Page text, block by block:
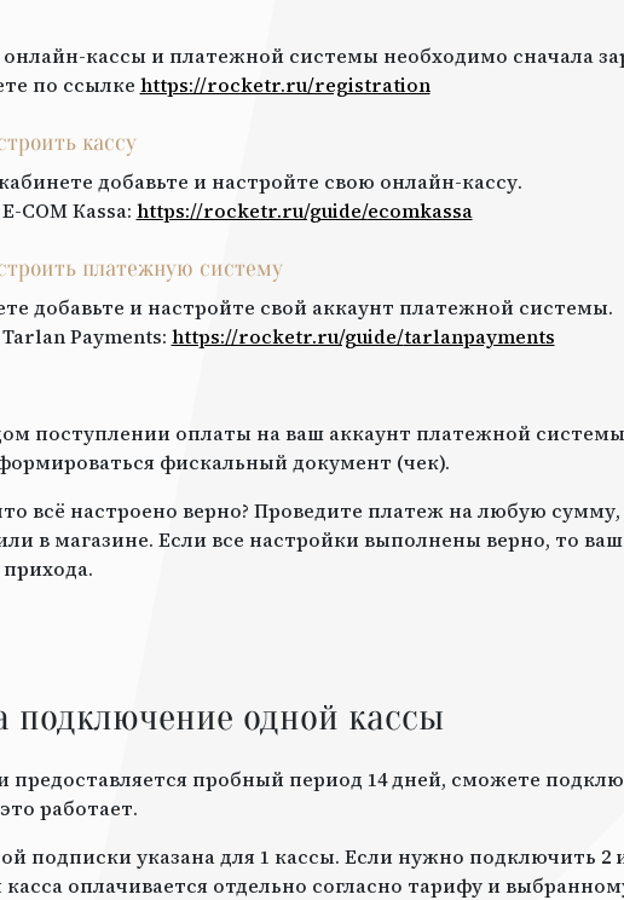
кассы и платежной системы необходимо сначала
по ссылке https://rocketr.ru/registration
кассу
добавьте и настройте свою онлайн-кассу.
E-COM Кassa: https://rocketr.ru/guide/ecomkassa
платежную систему
добавьте и настройте свой аккаунт платежной системы.
Tarlan Payments: https://rocketr.ru/guide/tarlanpayments
поступлении оплаты на ваш аккаунт платежной
фискальный документ (чек).
всё настроено верно? Проведите платеж на любую
в магазине. Если все настройки выполнены верно, то
подключение одной кассы
предоставляется пробный период 14 дней, сможете
работает.
подписки указана для 1 кассы. Если нужно подключить 2
оплачивается отдельно согласно тарифу и